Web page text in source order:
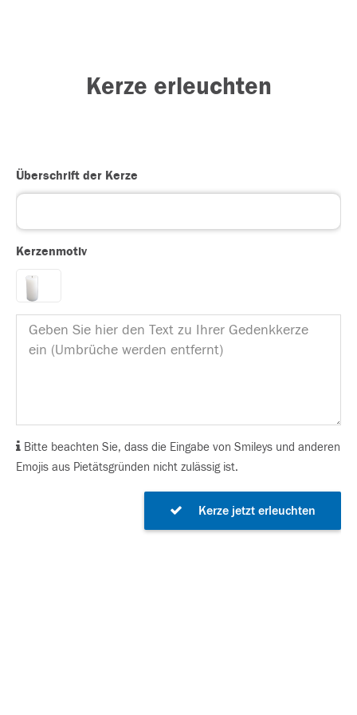
Kerze erleuchten
Überschrift der Kerze
Kerzenmotiv
Bitte beachten Sie, dass die Eingabe von Smileys und anderen
Emojis aus Pietätsgründen nicht zulässig ist.
Kerze jetzt erleuchten